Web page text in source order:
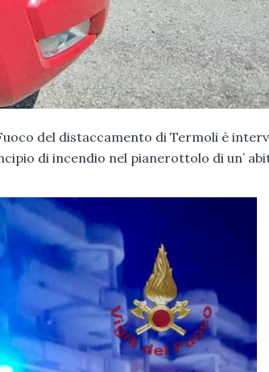
del distaccamento di Termoli è
di incendio nel pianerottolo di un’